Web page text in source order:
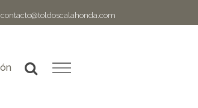
contacto@toldoscalahonda.com